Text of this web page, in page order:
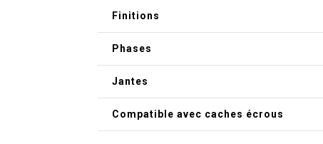
Finitions
Phases
Jantes
Compatible avec caches écrous